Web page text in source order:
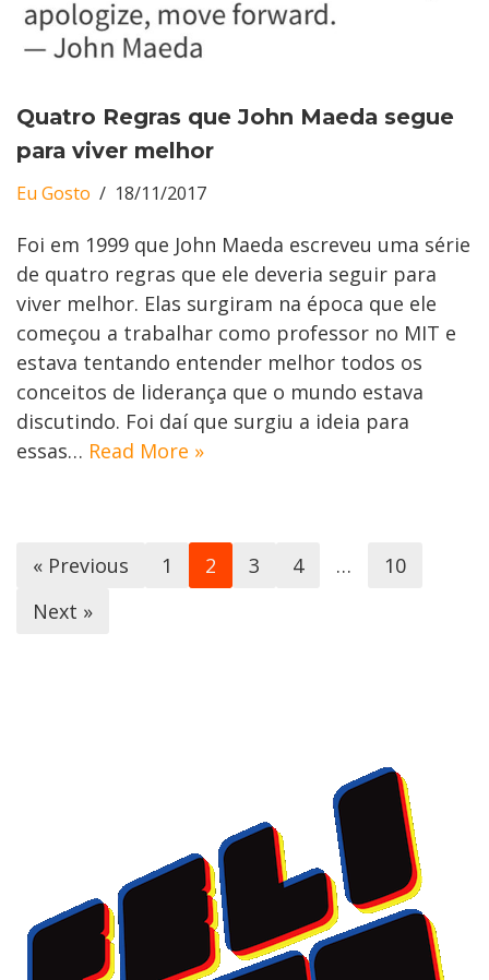
Quatro Regras que John Maeda segue
para viver melhor
Eu Gosto 18/11/2017
Foi em 1999 que John Maeda escreveu uma série
de quatro regras que ele deveria seguir para
viver melhor. Elas surgiram na época que ele
começou a trabalhar como professor no MIT e
estava tentando entender melhor todos os
conceitos de liderança que o mundo estava
discutindo. Foi daí que surgiu a ideia para
essas… Read More »
« Previous 1 2 3 4 …
10
Next »